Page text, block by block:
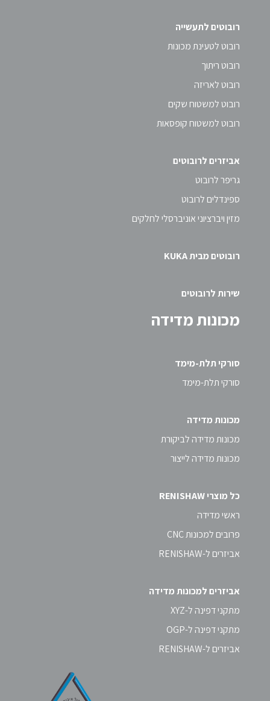
רובוטים לתעשייה
רובוט לטעינת מכונות
רובוט ריתוך
רובוט לאריזה
רובוט למשטוח שקים
רובוט למשטוח קופסאות
אביזרים לרובוטים
גריפר לרובוט
ספינדלים לרובוט
מזין ויברציוני אוניברסלי לחלקים
רובוטים מבית KUKA
שירות לרובוטים
מכונות מדידה
סורקי תלת-מימד
סורקי תלת-מימד
מכונות מדידה
מכונות מדידה לביקורת
מכונות מדידה לייצור
כל מוצרי RENISHAW
ראשי מדידה
פרובים למכונות CNC
אביזרים ל-RENISHAW
אביזרים למכונות מדידה
מתקני דפינה ל-XYZ
מתקני דפינה ל-OGP
אביזרים ל-RENISHAW